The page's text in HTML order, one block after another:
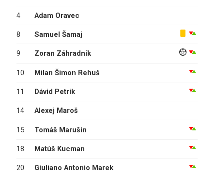
4 Adam Oravec
8 Samuel Šamaj
9 Zoran Záhradník
10 Milan Šimon Rehuš
11 Dávid Petrik
14 Alexej Maroš
15 Tomáš Marušin
18 Matúš Kucman
20 Giuliano Antonio Marek